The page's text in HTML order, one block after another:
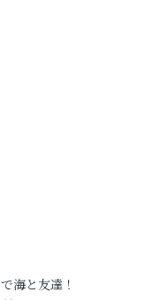
海と友達！